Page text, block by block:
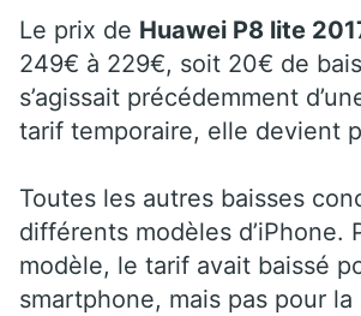
Le prix de Huawei P8 lite
249€ à 229€, soit 20€ de
s’agissait précédemment
tarif temporaire, elle devient
Toutes les autres baisses
différents modèles d’iPhone.
modèle, le tarif avait baissé
smartphone, mais pas pour la